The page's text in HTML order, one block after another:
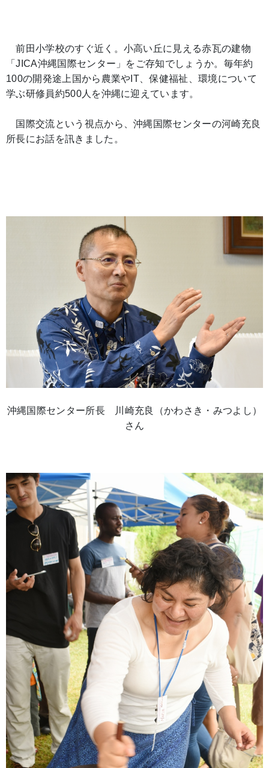
前田小学校のすぐ近く。小高い丘に見える赤瓦の建物
「JICA沖縄国際センター」をご存知でしょうか。毎年約
100の開発途上国から農業やIT、保健福祉、環境について
学ぶ研修員約500人を沖縄に迎えています。
国際交流という視点から、沖縄国際センターの河崎充良
所長にお話を訊きました。
沖縄国際センター所長 川崎充良（かわさき・みつよし）
さん